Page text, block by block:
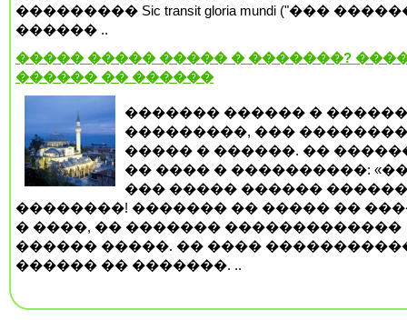
��������� Sic transit gloria mundi ("���
������ ..
����� ����� ����� � �������?
������ �� ������
������� ������ � ������
���������, ���
����� � ������. ��
�� ���� � ����������:
��� ����� ������
��������! ������� �� ����� ��
� ����, �� ������� �������������
������ �����. �� ����
������ �� �������. ..